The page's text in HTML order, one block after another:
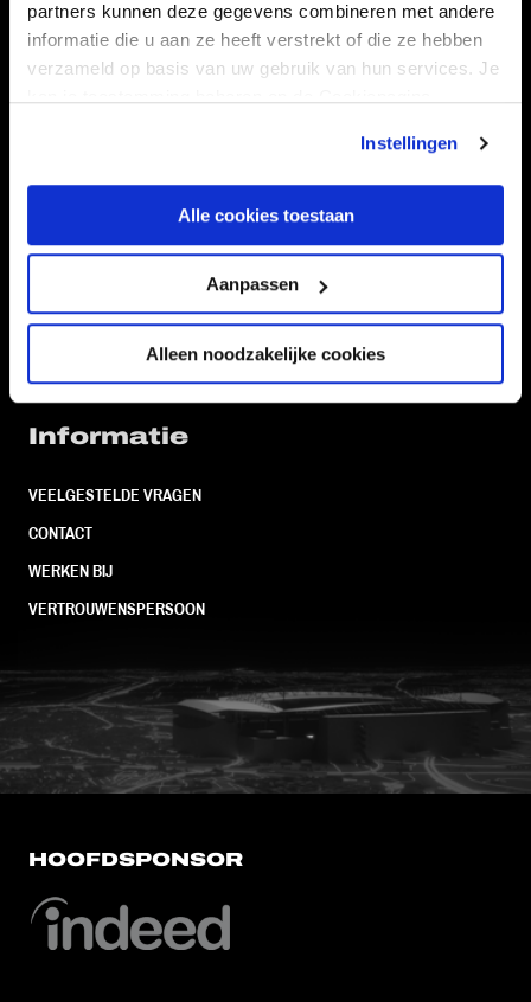
partners kunnen deze gegevens combineren met andere
informatie die u aan ze heeft verstrekt of die ze hebben
verzameld op basis van uw gebruik van hun services. Je
Instellingen
Alle cookies toestaan
Aanpassen
Alleen noodzakelijke cookies
Volg ons ook via
TEAMS
SUPPORTERS
FOUNDATION
KAARTVERKOOP
BUSINESS
Informatie
VEELGESTELDE VRAGEN
CONTACT
WERKEN BIJ
VERTROUWENSPERSOON
FC Utrecht<br>vanuit<br>het
HOOFDSPONSOR